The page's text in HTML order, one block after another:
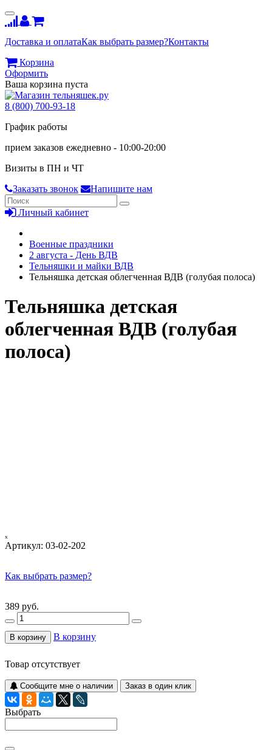
Доставка и оплатаКак выбрать размер?Контакты
Корзина
Оформить
Ваша корзина пуста
8 (800) 700-93-18
График работы
прием заказов ежедневно - 10:00-20:00
Визиты в ПН и ЧТ
Заказать звонок
Напишите нам
Личный кабинет
Военные праздники
2 августа - День ВДВ
Тельняшки и майки ВДВ
Тельняшка детская облегченная ВДВ (голубая полоса)
Тельняшка детская
облегченная ВДВ (голубая
полоса)
ₓ
Артикул: 03-02-202
Как выбрать размер?
389 руб.
В корзину В корзину
Товар отсутствует
Сообщите мне о наличии Заказ в один клик
Выбрать